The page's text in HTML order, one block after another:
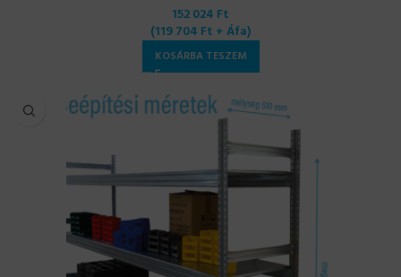
152 024 Ft
(119 704 Ft + Áfa)
KOSÁRBA TESZEM